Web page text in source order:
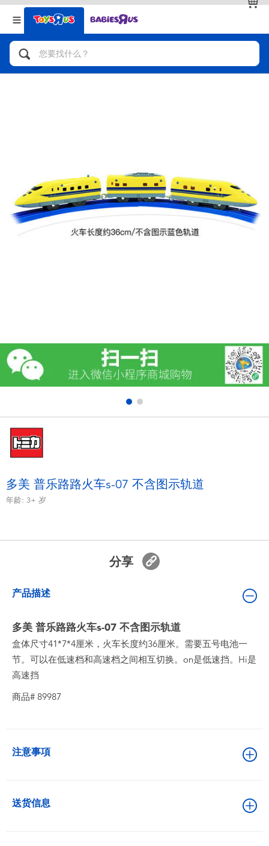
返回
分类目录
人气英雄，角色扮演，射击玩具
玩具车，货车，火车及遥控系列
手工艺，文具，蜡笔，泥胶，画板
娃娃，芭比，收藏公仔
益智学习玩具
户外及运动产品
模仿，化妆及造型系列
毛绒公仔玩具
玩具促销
返回
品牌
查看全部
多美 普乐路路火车s-07 不含图示轨道
年龄: 3+ 岁
分享
产品描述
多美 普乐路路火车s-07 不含图示轨道
盒体尺寸41*7*4厘米，火车长度约36厘米。需要五号电池一
节。可以在低速档和高速档之间相互切换。on是低速挡。Hi是
高速挡
商品# 89987
注意事項
送货信息